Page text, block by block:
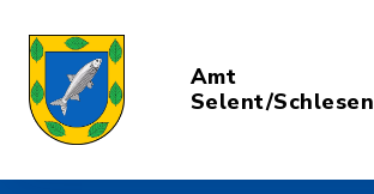
Amt
Selent/Schlesen